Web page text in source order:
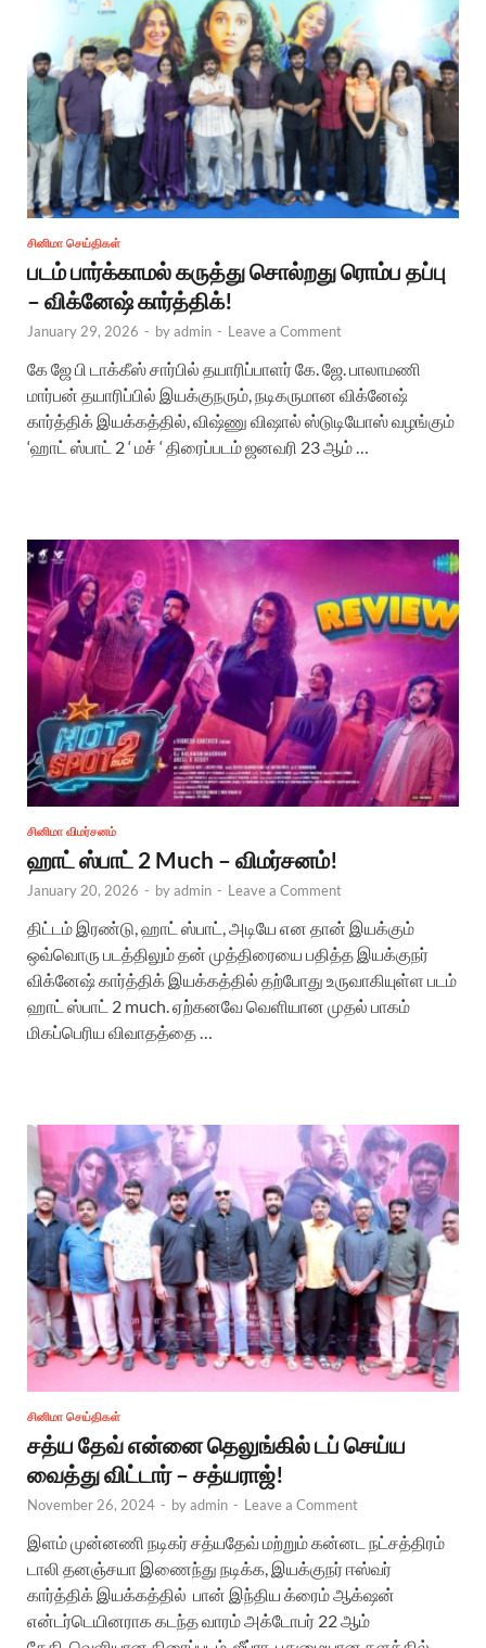
சினிமா செய்திகள்
படம் பார்க்காமல் கருத்து சொல்றது ரொம்ப தப்பு
– விக்னேஷ் கார்த்திக்!
January 29, 2026 - byadmin - Leave a Comment
கே ஜே பி டாக்கீஸ் சார்பில் தயாரிப்பாளர் கே. ஜே. பாலாமணி
மார்பன் தயாரிப்பில் இயக்குநரும், நடிகருமான விக்னேஷ்
கார்த்திக் இயக்கத்தில், விஷ்ணு விஷால் ஸ்டுடியோஸ் வழங்கும்
‘ஹாட் ஸ்பாட் 2 ‘ மச் ‘ திரைப்படம் ஜனவரி 23 ஆம் …
சினிமா விமர்சனம்
ஹாட் ஸ்பாட் 2 Much – விமர்சனம்!
January 20, 2026 - byadmin - Leave a Comment
திட்டம் இரண்டு, ஹாட் ஸ்பாட், அடியே என தான் இயக்கும்
ஒவ்வொரு படத்திலும் தன் முத்திரையை பதித்த இயக்குநர்
விக்னேஷ் கார்த்திக் இயக்கத்தில் தற்போது உருவாகியுள்ள படம்
ஹாட் ஸ்பாட் 2 much. ஏற்கனவே வெளியான முதல் பாகம்
மிகப்பெரிய விவாதத்தை …
சினிமா செய்திகள்
சத்ய தேவ் என்னை தெலுங்கில் டப் செய்ய
வைத்து விட்டார் – சத்யராஜ்!
November 26, 2024 - byadmin - Leave a Comment
இளம் முன்னணி நடிகர் சத்யதேவ் மற்றும் கன்னட நட்சத்திரம்
டாலி தனஞ்சயா இணைந்து நடிக்க, இயக்குநர் ஈஸ்வர்
கார்த்திக் இயக்கத்தில் பான் இந்திய க்ரைம் ஆக்‌ஷன்
என்டர்டெயினராக கடந்த வாரம் அக்டோபர் 22 ஆம்